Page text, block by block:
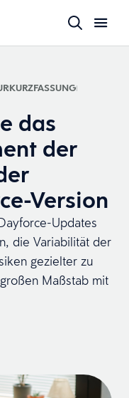
KURZFASSUNG
das
der
Version
Updates
die Variabilität der
gezielter zu
Maßstab mit